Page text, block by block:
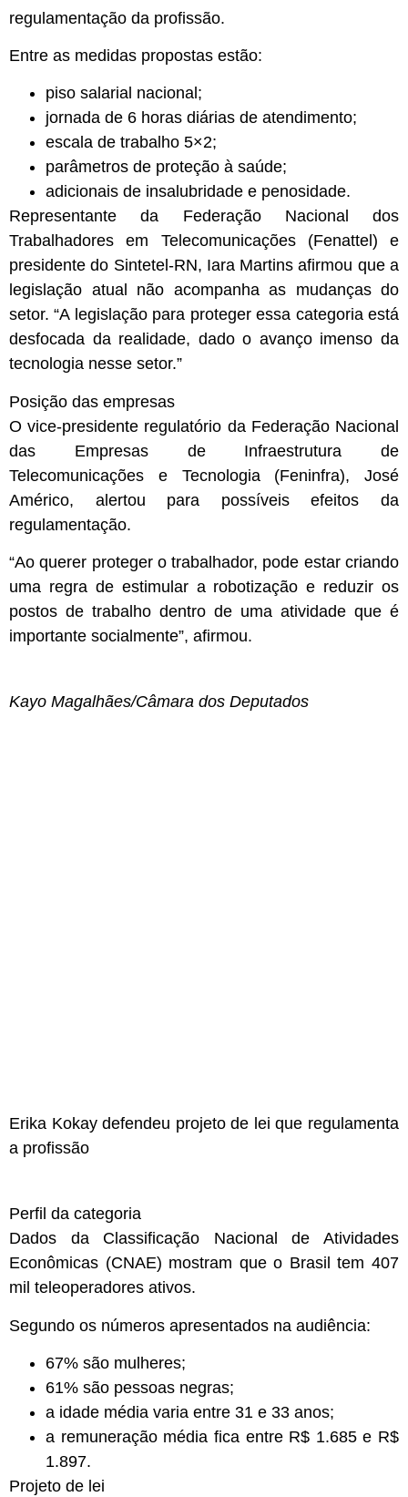
regulamentação da profissão.
Entre as medidas propostas estão:
piso salarial nacional;
jornada de 6 horas diárias de atendimento;
escala de trabalho 5×2;
parâmetros de proteção à saúde;
adicionais de insalubridade e penosidade.
Representante da Federação Nacional dos
Trabalhadores em Telecomunicações (Fenattel) e
presidente do Sintetel-RN, Iara Martins afirmou que a
legislação atual não acompanha as mudanças do
setor. “A legislação para proteger essa categoria está
desfocada da realidade, dado o avanço imenso da
tecnologia nesse setor.”
Posição das empresas
O vice-presidente regulatório da Federação Nacional
das Empresas de Infraestrutura de
Telecomunicações e Tecnologia (Feninfra), José
Américo, alertou para possíveis efeitos da
regulamentação.
“Ao querer proteger o trabalhador, pode estar criando
uma regra de estimular a robotização e reduzir os
postos de trabalho dentro de uma atividade que é
importante socialmente”, afirmou.
Kayo Magalhães/Câmara dos Deputados
Erika Kokay defendeu projeto de lei que regulamenta
a profissão
Perfil da categoria
Dados da Classificação Nacional de Atividades
Econômicas (CNAE) mostram que o Brasil tem 407
mil teleoperadores ativos.
Segundo os números apresentados na audiência:
67% são mulheres;
61% são pessoas negras;
a idade média varia entre 31 e 33 anos;
a remuneração média fica entre R$ 1.685 e R$
1.897.
Projeto de lei